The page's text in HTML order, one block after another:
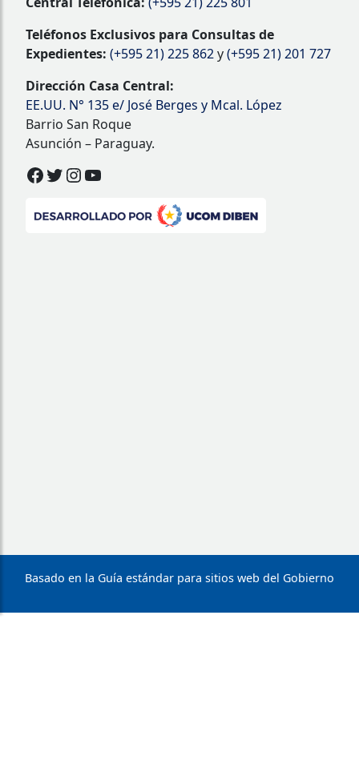
Teléfonos Exclusivos para Consultas de
Expedientes: (+595 21) 225 862y(+595 21) 201 727
Dirección Casa Central:
EE.UU. N° 135 e/ José Berges y Mcal. López
Barrio San Roque
Asunción – Paraguay.
Facebook
Twitter
Instagram
YouTube
Basado en la Guía estándar para sitios web del Gobierno